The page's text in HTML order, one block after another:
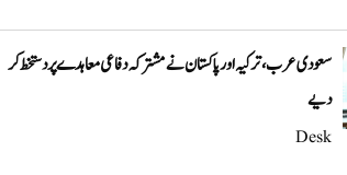
سعودی عرب، ترکیہ اور پاکستان نے مشترکہ دفاعی معاہدے پر دستخط کر
دیے
Desk